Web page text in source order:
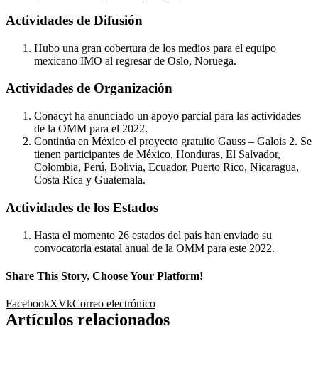
Actividades de Difusión
Hubo una gran cobertura de los medios para el equipo
mexicano IMO al regresar de Oslo, Noruega.
Actividades de Organización
Conacyt ha anunciado un apoyo parcial para las actividades
de la OMM para el 2022.
Continúa en México el proyecto gratuito Gauss – Galois 2. Se
tienen participantes de México, Honduras, El Salvador,
Colombia, Perú, Bolivia, Ecuador, Puerto Rico, Nicaragua,
Costa Rica y Guatemala.
Actividades de los Estados
Hasta el momento 26 estados del país han enviado su
convocatoria estatal anual de la OMM para este 2022.
Share This Story, Choose Your Platform!
FacebookXVkCorreo electrónico
Artículos relacionados